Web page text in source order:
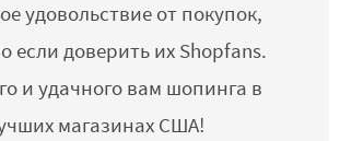
удовольствие от покупок,
если доверить их Shopfans.
и удачного вам шопинга в
магазинах США!